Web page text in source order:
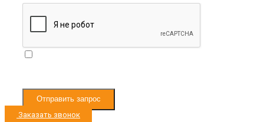
Отправить запрос
Заказать звонок